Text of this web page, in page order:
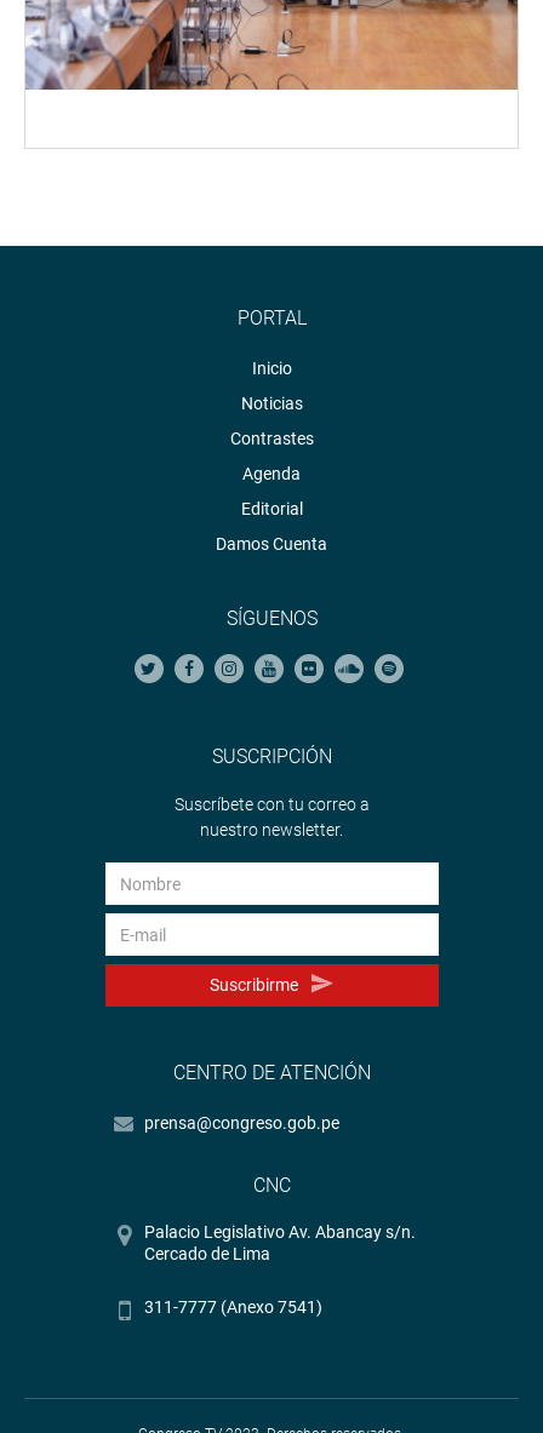
PORTAL
Inicio
Noticias
Contrastes
Agenda
Editorial
Damos Cuenta
SÍGUENOS
SUSCRIPCIÓN
Suscríbete con tu correo a
nuestro newsletter.
Suscribirme
CENTRO DE ATENCIÓN
prensa@congreso.gob.pe
CNC
Palacio Legislativo Av. Abancay s/n.
Cercado de Lima
311-7777 (Anexo 7541)